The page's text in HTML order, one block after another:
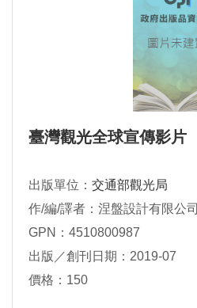
臺灣觀光全球宣傳影片
出版單位： 交通部觀光局
作/編/譯者：涅盤設計有限公司
GPN：4510800987
出版／創刊日期：2019-07
價格：150